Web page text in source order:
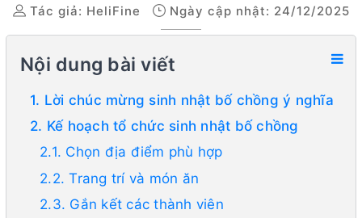
Tác giả: HeliFine Ngày cập nhật: 24/12/2025
Nội dung bài viết
1. Lời chúc mừng sinh nhật bố chồng ý nghĩa
2. Kế hoạch tổ chức sinh nhật bố chồng
2.1. Chọn địa điểm phù hợp
2.2. Trang trí và món ăn
2.3. Gắn kết các thành viên